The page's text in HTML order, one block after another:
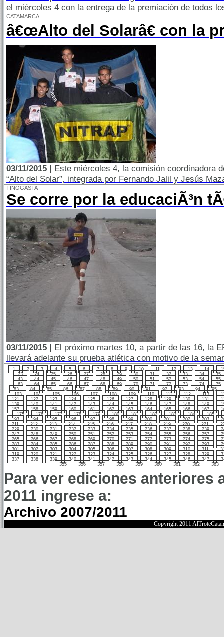
el miércoles 4 con la entrega de la premiación de todos
CATAMARCA
â€œAlto del Solarâ€ con la
03/11/2015 | Este miércoles 4, la comisión coordinadora
“Alto del Solar”, integrada por Fernando Jalil y Jesús
TINOGASTA
Se corre por la educaciÃ³n
03/11/2015 | El próximo martes 10, a partir de las 16, la
llevará adelante su prueba atlética con motivo de la
1 2 3 4 5 6 7 8 9 10 11 12 13 14
23
24 25 26 27 28 29 30 31 32 33 34
35
43
44 45 46 47 48 49 50 51 52 53 54
55
63
64 65 66 67 68 69 70 71 72 73 74
75
83
84 85 86 87 88 89 90 91 92 93 94
95
103
104 105 106 107 108 109 110 111 112 113
121
122 123 124 125 126 127 128 129 130 131
139
140 141 142 143 144 145 146 147 148 149
157
158 159 160 161 162 163 164 165 166 167
175
176 177 178 179 180 181 182 183 184
185
193
194 195 196 197 198 199 200 201 202 203
211
212 213 214 215 216 217 218 219 220 221
229
230 231 232 233 234 235 236 237 238 239
247
248 249 250 251 252 253 254 255 256 257
265
266 267 268 269 270 271 272 273 274 275
283
284 285 286 287 288 289 290 291 292 293
301
302 303 304 305 306 307 308 309 310 311
319
320 321 322 323 324 325 326 327 328 329
337
338 339 340 341 342 343 344 345 346 347
355
356 357 358 359 360 361 362 363
Para ver ediciones anteriores
2011 ingrese a:
Archivo 2007/2011
Copyright 2011